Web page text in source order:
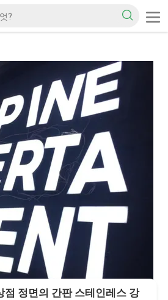
점 정면의 간판 스테인레스 강